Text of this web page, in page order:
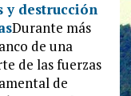
y destrucción
Durante más
de una
de las fuerzas
de